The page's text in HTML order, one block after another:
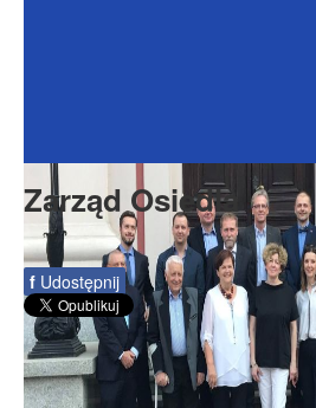
Rada Seniorów
Zarząd Osiedla
f Udostępnij